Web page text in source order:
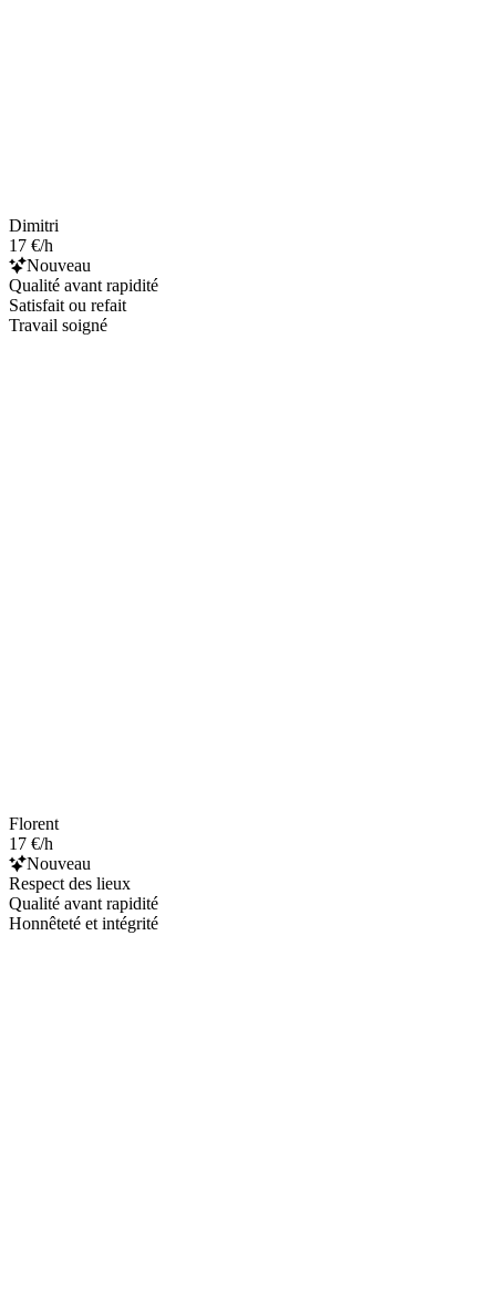
Dimitri
17 €/h
Nouveau
Qualité avant rapidité
Satisfait ou refait
Travail soigné
Florent
17 €/h
Nouveau
Respect des lieux
Qualité avant rapidité
Honnêteté et intégrité